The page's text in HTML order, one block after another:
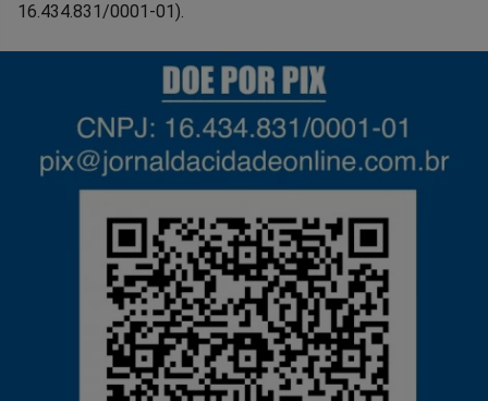
16.434.831/0001-01).